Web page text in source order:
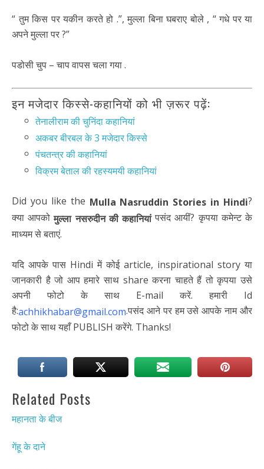
“ तुम किस पर यकीन करते हो .”, मुल्ला बिना घबराए बोले , “ गधे पर या
अपने मुल्ला पर ?”
पडोसी चुप – चाप वापस चला गया .
इन मजेदार किस्से-कहानियों को भी ज़रूर पढ़ें:
तेनालीराम की चुनिंदा कहानियां
अकबर बीरबल के 3 मजेदार किस्से
पंचतन्त्र की कहानियां
विक्रम बेताल की रहस्यमयी कहानियां
Did you like the Mulla Nasruddin Stories in Hindi?
क्या आपकोमुल्ला नसरुदीन की कहानियांपसंद आयीं? कृपया कमेन्ट के
माध्यम से बताएं.
यदि आपके पास Hindi में कोई article, inspirational story या
जानकारी है जो आप हमारे साथ share करना चाहते हैं तो कृपया उसे
अपनी फोटो के साथ E-mail करें. हमारी Id
है:achhikhabar@gmail.com.पसंद आने पर हम उसे आपके नाम और
फोटो के साथ यहाँ PUBLISH करेंगे. Thanks!
Related Posts
महानता के बीज
गेंहू के दाने